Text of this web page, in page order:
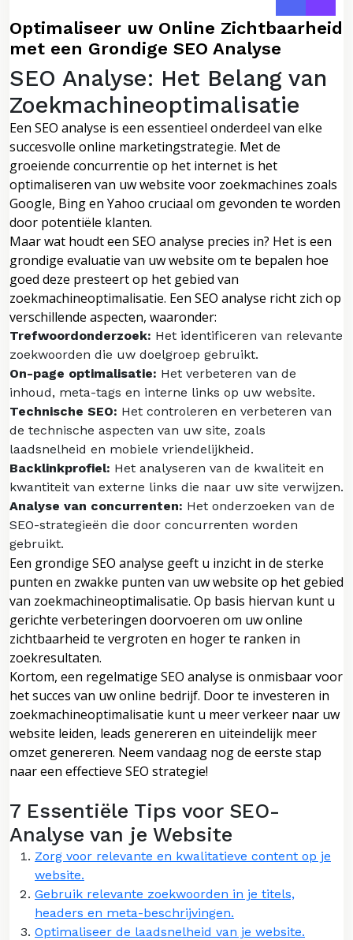
Optimaliseer uw Online Zichtbaarheid
met een Grondige SEO Analyse
SEO Analyse: Het Belang van
Zoekmachineoptimalisatie
Een SEO analyse is een essentieel onderdeel van elke
succesvolle online marketingstrategie. Met de
groeiende concurrentie op het internet is het
optimaliseren van uw website voor zoekmachines zoals
Google, Bing en Yahoo cruciaal om gevonden te worden
door potentiële klanten.
Maar wat houdt een SEO analyse precies in? Het is een
grondige evaluatie van uw website om te bepalen hoe
goed deze presteert op het gebied van
zoekmachineoptimalisatie. Een SEO analyse richt zich op
verschillende aspecten, waaronder:
Trefwoordonderzoek: Het identificeren van relevante
zoekwoorden die uw doelgroep gebruikt.
On-page optimalisatie: Het verbeteren van de
inhoud, meta-tags en interne links op uw website.
Technische SEO: Het controleren en verbeteren van
de technische aspecten van uw site, zoals
laadsnelheid en mobiele vriendelijkheid.
Backlinkprofiel: Het analyseren van de kwaliteit en
kwantiteit van externe links die naar uw site verwijzen.
Analyse van concurrenten: Het onderzoeken van de
SEO-strategieën die door concurrenten worden
gebruikt.
Een grondige SEO analyse geeft u inzicht in de sterke
punten en zwakke punten van uw website op het gebied
van zoekmachineoptimalisatie. Op basis hiervan kunt u
gerichte verbeteringen doorvoeren om uw online
zichtbaarheid te vergroten en hoger te ranken in
zoekresultaten.
Kortom, een regelmatige SEO analyse is onmisbaar voor
het succes van uw online bedrijf. Door te investeren in
zoekmachineoptimalisatie kunt u meer verkeer naar uw
website leiden, leads genereren en uiteindelijk meer
omzet genereren. Neem vandaag nog de eerste stap
naar een effectieve SEO strategie!
7 Essentiële Tips voor SEO-
Analyse van je Website
Zorg voor relevante en kwalitatieve content op je
website.
Gebruik relevante zoekwoorden in je titels,
headers en meta-beschrijvingen.
Optimaliseer de laadsnelheid van je website.